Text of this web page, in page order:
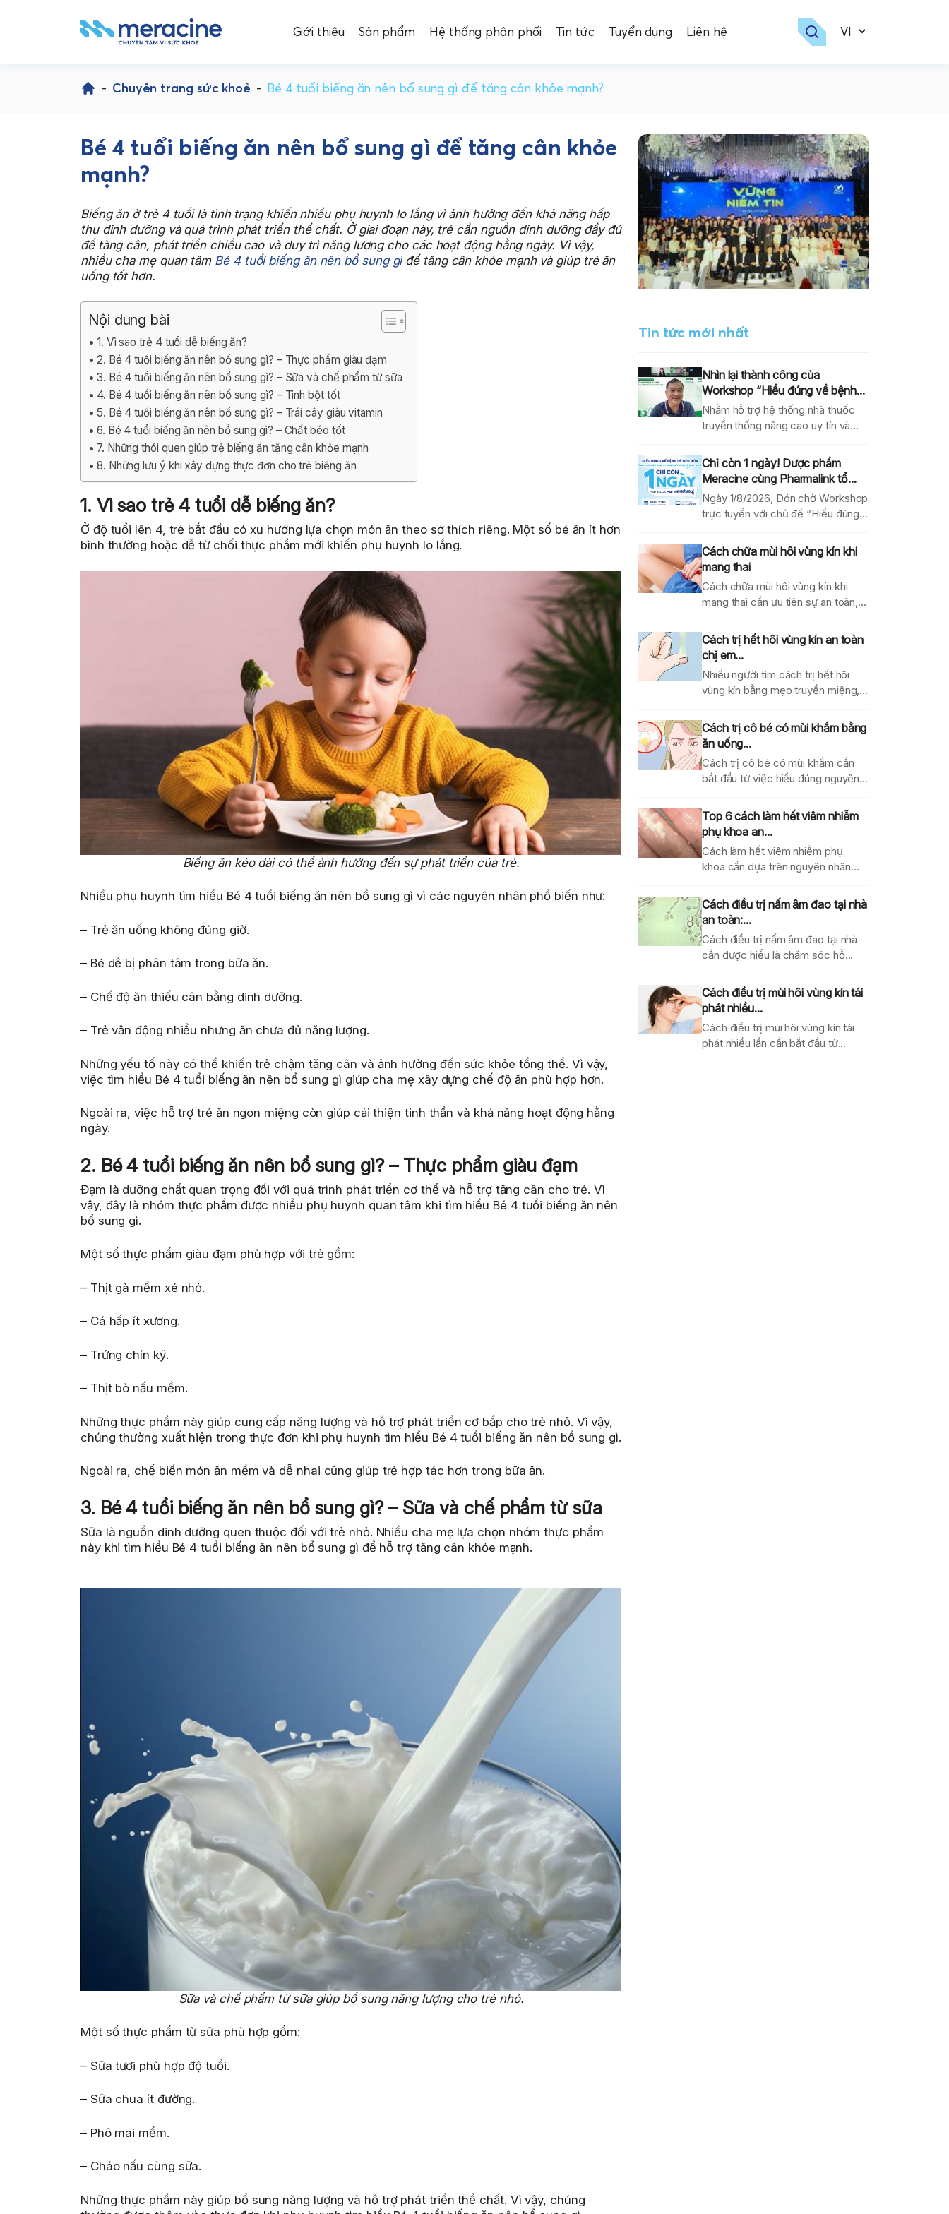
Giới thiệu Sản phẩm Hệ thống phân phối Tin tức Tuyển dụng Liên hệ
- Chuyên trang sức khoẻ - Bé 4 tuổi biếng ăn nên bổ sung gì để tăng cân khỏe mạnh?
Bé 4 tuổi biếng ăn nên bổ sung gì để tăng cân khỏe
mạnh?
Biếng ăn ở trẻ 4 tuổi là tình trạng khiến nhiều phụ huynh lo lắng vì ảnh hưởng đến khả năng hấp
thu dinh dưỡng và quá trình phát triển thể chất. Ở giai đoạn này, trẻ cần nguồn dinh dưỡng đầy đủ
để tăng cân, phát triển chiều cao và duy trì năng lượng cho các hoạt động hằng ngày. Vì vậy,
nhiều cha mẹ quan tâm Bé 4 tuổi biếng ăn nên bổ sung gìđể tăng cân khỏe mạnh và giúp trẻ ăn
uống tốt hơn.
Nội dung bài
1. Vì sao trẻ 4 tuổi dễ biếng ăn?
2. Bé 4 tuổi biếng ăn nên bổ sung gì? – Thực phẩm giàu đạm
3. Bé 4 tuổi biếng ăn nên bổ sung gì? – Sữa và chế phẩm từ sữa
4. Bé 4 tuổi biếng ăn nên bổ sung gì? – Tinh bột tốt
5. Bé 4 tuổi biếng ăn nên bổ sung gì? – Trái cây giàu vitamin
6. Bé 4 tuổi biếng ăn nên bổ sung gì? – Chất béo tốt
7. Những thói quen giúp trẻ biếng ăn tăng cân khỏe mạnh
8. Những lưu ý khi xây dựng thực đơn cho trẻ biếng ăn
1. Vì sao trẻ 4 tuổi dễ biếng ăn?
Ở độ tuổi lên 4, trẻ bắt đầu có xu hướng lựa chọn món ăn theo sở thích riêng. Một số bé ăn ít hơn
bình thường hoặc dễ từ chối thực phẩm mới khiến phụ huynh lo lắng.
Biếng ăn kéo dài có thể ảnh hưởng đến sự phát triển của trẻ.
Nhiều phụ huynh tìm hiểu Bé 4 tuổi biếng ăn nên bổ sung gì vì các nguyên nhân phổ biến như:
– Trẻ ăn uống không đúng giờ.
– Bé dễ bị phân tâm trong bữa ăn.
– Chế độ ăn thiếu cân bằng dinh dưỡng.
– Trẻ vận động nhiều nhưng ăn chưa đủ năng lượng.
Những yếu tố này có thể khiến trẻ chậm tăng cân và ảnh hưởng đến sức khỏe tổng thể. Vì vậy,
việc tìm hiểu Bé 4 tuổi biếng ăn nên bổ sung gì giúp cha mẹ xây dựng chế độ ăn phù hợp hơn.
Ngoài ra, việc hỗ trợ trẻ ăn ngon miệng còn giúp cải thiện tinh thần và khả năng hoạt động hằng
ngày.
2. Bé 4 tuổi biếng ăn nên bổ sung gì? – Thực phẩm giàu đạm
Đạm là dưỡng chất quan trọng đối với quá trình phát triển cơ thể và hỗ trợ tăng cân cho trẻ. Vì
vậy, đây là nhóm thực phẩm được nhiều phụ huynh quan tâm khi tìm hiểu Bé 4 tuổi biếng ăn nên
bổ sung gì.
Một số thực phẩm giàu đạm phù hợp với trẻ gồm:
– Thịt gà mềm xé nhỏ.
– Cá hấp ít xương.
– Trứng chín kỹ.
– Thịt bò nấu mềm.
Những thực phẩm này giúp cung cấp năng lượng và hỗ trợ phát triển cơ bắp cho trẻ nhỏ. Vì vậy,
chúng thường xuất hiện trong thực đơn khi phụ huynh tìm hiểu Bé 4 tuổi biếng ăn nên bổ sung gì.
Ngoài ra, chế biến món ăn mềm và dễ nhai cũng giúp trẻ hợp tác hơn trong bữa ăn.
3. Bé 4 tuổi biếng ăn nên bổ sung gì? – Sữa và chế phẩm từ sữa
Sữa là nguồn dinh dưỡng quen thuộc đối với trẻ nhỏ. Nhiều cha mẹ lựa chọn nhóm thực phẩm
này khi tìm hiểu Bé 4 tuổi biếng ăn nên bổ sung gì để hỗ trợ tăng cân khỏe mạnh.
Sữa và chế phẩm từ sữa giúp bổ sung năng lượng cho trẻ nhỏ.
Một số thực phẩm từ sữa phù hợp gồm:
– Sữa tươi phù hợp độ tuổi.
– Sữa chua ít đường.
– Phô mai mềm.
– Cháo nấu cùng sữa.
Những thực phẩm này giúp bổ sung năng lượng và hỗ trợ phát triển thể chất. Vì vậy, chúng
Tin tức mới nhất
Nhìn lại thành công của
Workshop “Hiểu đúng về bệnh...
Nhằm hỗ trợ hệ thống nhà thuốc
truyền thống nâng cao uy tín và
Chỉ còn 1 ngày! Dược phẩm
Meracine cùng Pharmalink tổ...
Ngày 1/8/2026, Đón chờ Workshop
trực tuyến với chủ đề “Hiểu đúng
Cách chữa mùi hôi vùng kín khi
mang thai
Cách chữa mùi hôi vùng kín khi
mang thai cần ưu tiên sự an toàn,...
Cách trị hết hôi vùng kín an toàn
chị em...
Nhiều người tìm cách trị hết hôi
vùng kín bằng mẹo truyền miệng,
Cách trị cô bé có mùi khắm bằng
ăn uống...
Cách trị cô bé có mùi khắm cần
bắt đầu từ việc hiểu đúng nguyên...
Top 6 cách làm hết viêm nhiễm
phụ khoa an...
Cách làm hết viêm nhiễm phụ
khoa cần dựa trên nguyên nhân
Cách điều trị nấm âm đao tại nhà
an toàn:...
Cách điều trị nấm âm đao tại nhà
cần được hiểu là chăm sóc hỗ...
Cách điều trị mùi hôi vùng kín tái
phát nhiều...
Cách điều trị mùi hôi vùng kín tái
phát nhiều lần cần bắt đầu từ...